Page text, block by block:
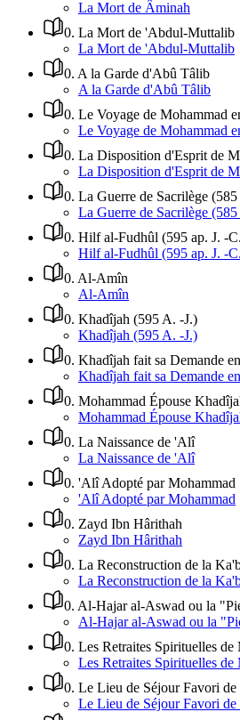
La Mort de Âminah
0. La Mort de 'Abdul-Muttalib
La Mort de 'Abdul-Muttalib
0. A la Garde d'Abû Tâlib
A la Garde d'Abû Tâlib
0. Le Voyage de Mohammad
Le Voyage de Mohammad
0. La Disposition d'Esprit de
La Disposition d'Esprit de
0. La Guerre de Sacrilège
La Guerre de Sacrilège
0. Hilf al-Fudhûl (595 ap. J. -
Hilf al-Fudhûl (595 ap. J. -
0. Al-Amîn
Al-Amîn
0. Khadîjah (595 A. -J.)
Khadîjah (595 A. -J.)
0. Khadîjah fait sa Demande
Khadîjah fait sa Demande
0. Mohammad Épouse
Mohammad Épouse
0. La Naissance de 'Alî
La Naissance de 'Alî
0. 'Alî Adopté par Mohammad
'Alî Adopté par Mohammad
0. Zayd Ibn Hârithah
Zayd Ibn Hârithah
0. La Reconstruction de la
La Reconstruction de la
0. Al-Hajar al-Aswad ou la
Al-Hajar al-Aswad ou la
0. Les Retraites Spirituelles de
Les Retraites Spirituelles de
0. Le Lieu de Séjour Favori de
Le Lieu de Séjour Favori de